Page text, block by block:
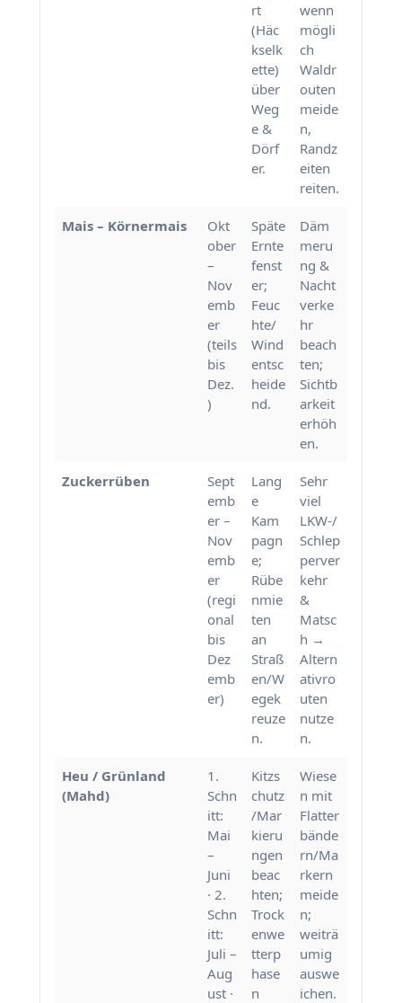
rt
(Häc
kselk
ette)
über
Weg
e &
Dörf
er.
wenn
mögli
ch
Waldr
outen
meide
n,
Randz
eiten
reiten.
Mais – Körnermais
Okt
ober
–
Nov
emb
er
(teils
bis
Dez.
)
Späte
Ernte
fenst
er;
Feuc
hte/
Wind
entsc
heide
nd.
Däm
meru
ng &
Nacht
verke
hr
beach
ten;
Sichtb
arkeit
erhöh
en.
Zuckerrüben
Sept
emb
er –
Nov
emb
er
(regi
onal
bis
Dez
emb
er)
Lang
e
Kam
pagn
e;
Rübe
nmie
ten
an
Straß
en/W
egek
reuze
n.
Sehr
viel
LKW-/
Schlep
perver
kehr
&
Matsc
h →
Altern
ativro
uten
nutze
n.
Heu / Grünland
(Mahd)
1.
Schn
itt:
Mai
–
Juni
· 2.
Schn
itt:
Juli –
Aug
ust ·
Kitzs
chutz
/Mar
kieru
ngen
beac
hten;
Trock
enwe
tterp
hase
n
Wiese
n mit
Flatter
bände
rn/Ma
rkern
meide
n;
weiträ
umig
auswe
ichen.